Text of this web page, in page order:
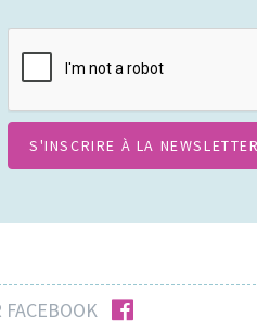
facebook